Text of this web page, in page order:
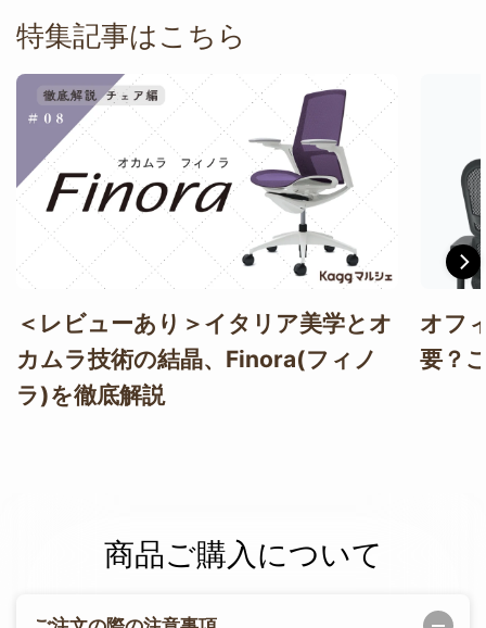
特集記事はこちら
＜レビューあり＞イタリア美学とオ
カムラ技術の結晶、Finora(フィノ
ラ)を徹底解説
オフ
要？
商品ご購入について